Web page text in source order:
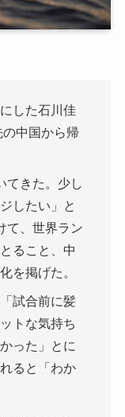
した石川佳
中国から帰
てきた。少し
したい」と
て、世界ラン
ること、中
を掲げた。
試合前に髪
トな気持ち
った」とに
ると「わか